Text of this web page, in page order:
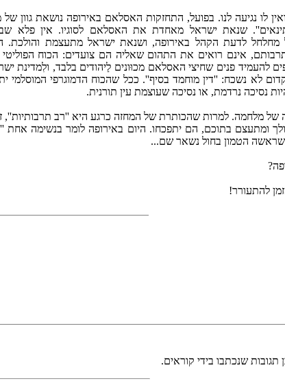
ואין לו נגיעה לנו. בפועל, התחזקות האסלאם באירופה נושאת
שנאת ישראל מאחדת את האסלאם לסוגיו. אין פלא
מחלחל לדעת הקהל באירופה, ושנאת ישראל מתעצמת והולכת.
אינם רואים את התהום שאליה הם צועדים: הכוח
להעמיד פנים שחיצי האסלאם מכוּונים לַיהודים בלבד,
לא נשכח: ''דין מוחמד בסיף''. ככל שהכוח הדמוגרפי המוסלמי
נסיכה נרדמת, או נסיכה שעוצמת עין תורנית.
של מלחמה. למרות שהכותרת של המחזה כרגע היא ''רב
ומתעצם בתוכם, הם יתפכחו. היום באירופה לומר בנשימה
שראשה הטמון בחול נשאר שם...
להתעורר!
שנכתבו בידי קוראים.